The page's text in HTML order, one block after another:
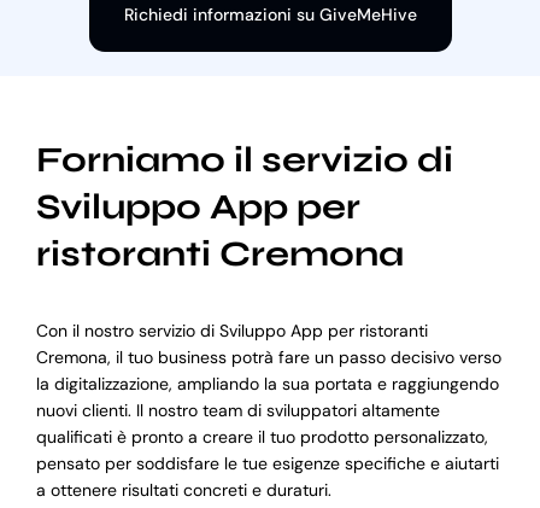
Richiedi informazioni su GiveMeHive
Forniamo il servizio di
Sviluppo App per
ristoranti Cremona
Con il nostro servizio di Sviluppo App per ristoranti
Cremona, il tuo business potrà fare un passo decisivo verso
la digitalizzazione, ampliando la sua portata e raggiungendo
nuovi clienti. Il nostro team di sviluppatori altamente
qualificati è pronto a creare il tuo prodotto personalizzato,
pensato per soddisfare le tue esigenze specifiche e aiutarti
a ottenere risultati concreti e duraturi.